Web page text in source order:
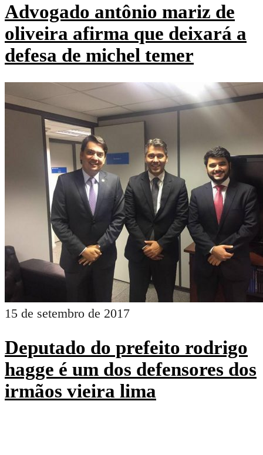
Advogado antônio mariz de
oliveira afirma que deixará a
defesa de michel temer
15 de setembro de 2017
Deputado do prefeito rodrigo
hagge é um dos defensores dos
irmãos vieira lima